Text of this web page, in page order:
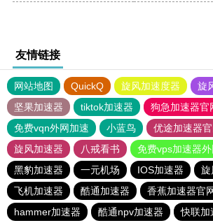
友情链接
网站地图 QuickQ 旋风加速度器 旋
坚果加速器
tiktok加速器
狗急加速器官
免费vqn外网加速
小蓝鸟 优途加速器官
旋风加速器
八戒看书
免费vps加速器
黑豹加速器
一元机场 IOS加速器
旋
飞机加速器
酷通加速器
香蕉加速器官
hammer加速器
酷通npv加速器 快联加